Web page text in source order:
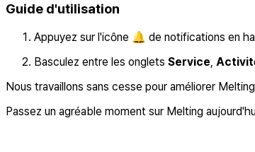
Guide d'utilisation
Appuyez sur l'icône 🔔 de notifications en
Basculez entre les onglets Service,
Nous travaillons sans cesse pour améliorer
Passez un agréable moment sur Melting